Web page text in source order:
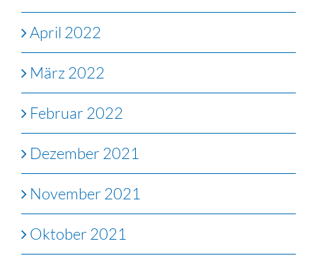
April 2022
März 2022
Februar 2022
Dezember 2021
November 2021
Oktober 2021